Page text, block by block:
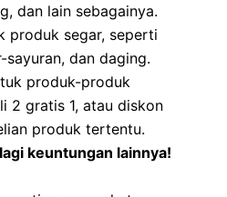
dan lain sebagainya.
produk segar, seperti
sayuran, dan daging.
produk-produk
2 gratis 1, atau diskon
produk tertentu.
keuntungan lainnya!